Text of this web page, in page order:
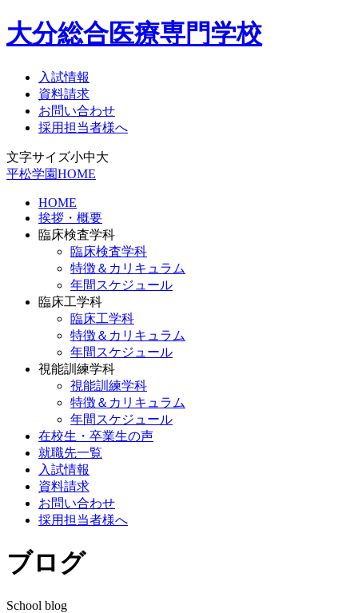
大分総合医療専門学校
入試情報
資料請求
お問い合わせ
採用担当者様へ
文字サイズ小中大
平松学園HOME
HOME
挨拶・概要
臨床検査学科
臨床検査学科
特徴＆カリキュラム
年間スケジュール
臨床工学科
臨床工学科
特徴＆カリキュラム
年間スケジュール
視能訓練学科
視能訓練学科
特徴＆カリキュラム
年間スケジュール
在校生・卒業生の声
就職先一覧
入試情報
資料請求
お問い合わせ
採用担当者様へ
ブログ
School blog